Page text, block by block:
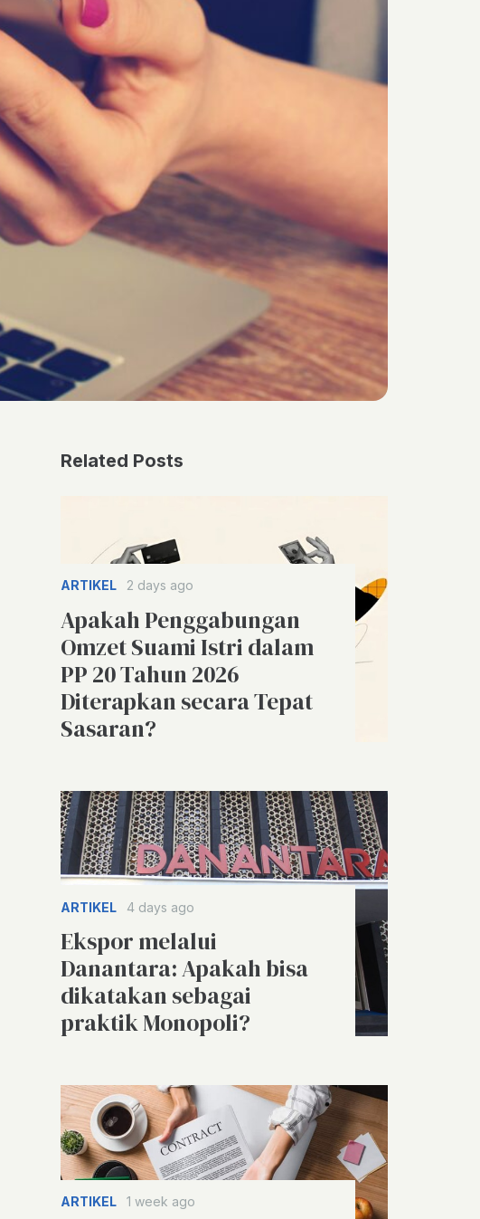
Related Posts
ARTIKEL 2 days ago
Apakah Penggabungan
Omzet Suami Istri dalam
PP 20 Tahun 2026
Diterapkan secara Tepat
Sasaran?
ARTIKEL 4 days ago
Ekspor melalui
Danantara: Apakah bisa
dikatakan sebagai
praktik Monopoli?
ARTIKEL 1 week ago